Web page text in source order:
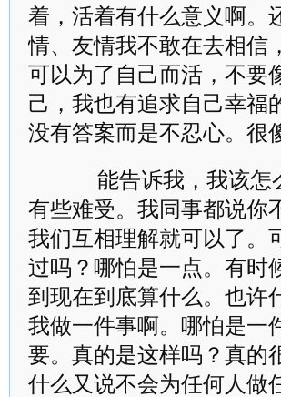
着，活着有什么意义啊。
情、友情我不敢在去相信
可以为了自己而活，不要
己，我也有追求自己幸福
没有答案而是不忍心。很
能告诉我，我该怎
有些难受。我同事都说你
我们互相理解就可以了。
过吗？哪怕是一点。有时
到现在到底算什么。也许
我做一件事啊。哪怕是
要。真的是这样吗？真的
什么又说不会为任何人做